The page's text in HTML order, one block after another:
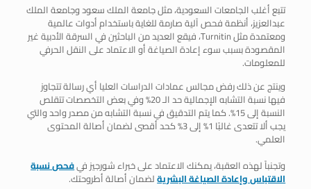
تتبع أغلب الجامعات السعودية، مثل جامعة الملك سعود وجامعة الملك
عبدالعزيز، أنظمة فحص آلية صارمة للغاية باستخدام أدوات عالمية
ومعتمدة مثل Turnitin، فيقع العديد من الباحثين في السرقة الأدبية غير
المقصودة بسبب سوء إعادة الصياغة أو الاعتماد على النقل الحرفي
للمعلومات.
وينتج عن ذلك رفض مجالس عمادات الدراسات العليا أي رسالة تتجاوز
فيها نسبة التشابه الإجمالية حد الـ 20% وفي بعض التخصصات تتقلص
النسبة إلى 15%. كما يتم التدقيق في نسبة التشابه من مصدر واحد والتي
يجب ألا تتعدى غالبًا 1% إلى 3% كحد أقصى لضمان أصالة المحتوى
العلمي.
وتجنباً لهذه العقبة، يمكنك الاعتماد على خبراء شورجيز فيفحص نسبة
الاقتباس وإعادة الصياغة البشريةلضمان أصالة أطروحتك.